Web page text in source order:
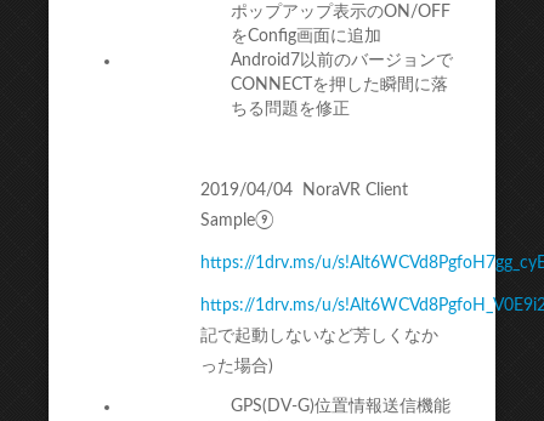
ポップアップ表示のON/OFF
をConfig画面に追加
Android7以前のバージョンで
CONNECTを押した瞬間に落
ちる問題を修正
2019/04/04 NoraVR Client
Sample⑨
https://1drv.ms/u/
https://1drv.ms/u/
記で起動しないなど芳しくなか
った場合)
GPS(DV-G)位置情報送信機能